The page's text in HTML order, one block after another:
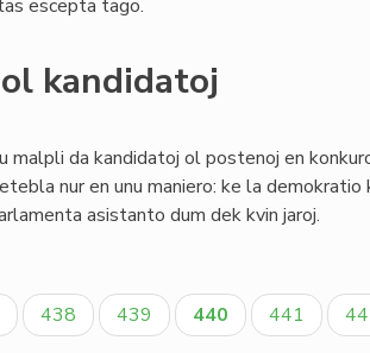
escepta tago.
kandidatoj
malpli da kandidatoj ol postenoj en
nur en unu maniero: ke la demokratio
asistanto dum dek kvin jaroj.
Paĝo
438 Paĝo
439
Aktuala
paĝo
440 Paĝo
441